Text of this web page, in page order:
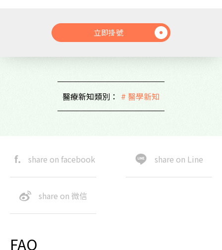
立即掛號
醫療新知類別： # 醫學新知
share on facebook share on Line
share on 微信
FAQ